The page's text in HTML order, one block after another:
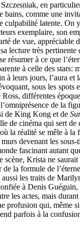
en
bains, comme une
culpabilité latente. On
exemplaire, son
de vue, appréciable
lecture très pertinente
résumer à ce que
à celle des stars:
à leurs jours, l’aura et
sous les spots
différentes
de la
de King Kong et de
de cinéma qui sert de
la réalité se mêle à la
devenant les sous-
fascinant autant
scène, Krista ne
de la formule de
aussi les traits de
à Denis Guéguin,
les actes, mais
profusion qui, même
parfois à la